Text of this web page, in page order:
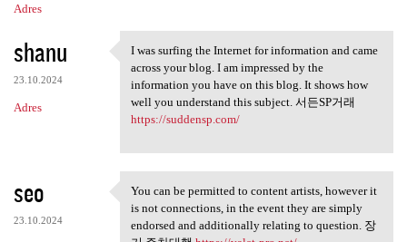
Adres
shanu
23.10.2024
Adres
I was surfing the Internet
I was surfing the Internet for information and came
across your blog. I am impressed by the
information you have on this blog. It shows how
well you understand this subject. 서든SP거래
https://suddensp.com/
seo
23.10.2024
You can be permitted to
You can be permitted to content artists, however it
is not connections, in the event they are simply
endorsed and additionally relating to question. 장